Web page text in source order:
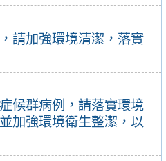
請加強環境清潔，落實
候群病例，請落實環境
加強環境衛生整潔，以